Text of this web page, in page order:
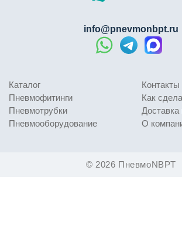
© 2026 ПневмоNBPT
Каталог
Пневмофитинги
Пневмотрубки
Пневмооборудование
Контакты
Как
Доставка
О
info@pnevmonbpt.ru